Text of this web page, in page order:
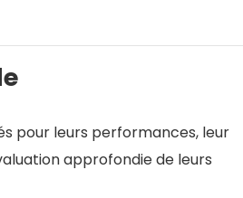
Complexité
géré, offrant une flexibilité et
cloud de premier plan.
surtout en matière de
Bien que la plateforme
pour leurs performances, leur
approfondie de leurs